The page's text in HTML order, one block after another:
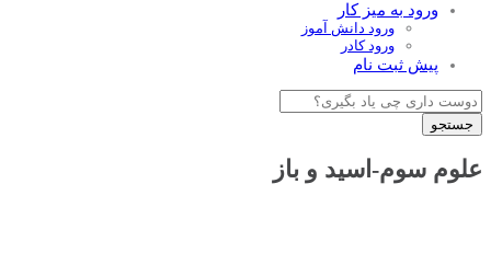
ورود به میز کار
ورود دانش آموز
ورود کادر
پیش ثبت نام
Products
search
جستجو
علوم سوم-اسید و باز